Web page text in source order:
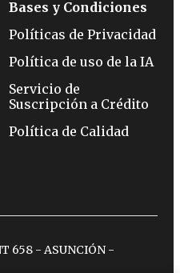
Bases y Condiciones
Políticas de Privacidad
Política de uso de la IA
Servicio de
Suscripción a Crédito
Política de Calidad
658 - ASUNCIÓN -